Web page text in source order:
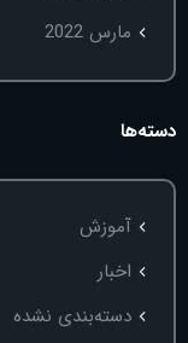
مارس 2022
دسته‌ها
آموزش
اخبار
دسته‌بندی نشده